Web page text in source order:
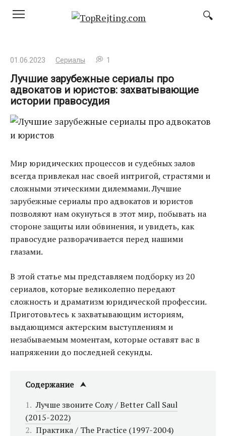
01.06.2023 Сериалы 1
Лучшие зарубежные сериалы про
адвокатов и юристов: захватывающие
истории правосудия
Мир юридических процессов и судебных залов
всегда привлекал нас своей интригой, страстями и
сложными этическими дилеммами. Лучшие
зарубежные сериалы про адвокатов и юристов
позволяют нам окунуться в этот мир, побывать на
стороне защиты или обвинения, и увидеть, как
правосудие разворачивается перед нашими
глазами.
В этой статье мы представляем подборку из 20
сериалов, которые великолепно передают
сложность и драматизм юридической профессии.
Приготовьтесь к захватывающим историям,
выдающимся актерским выступлениям и
незабываемым моментам, которые оставят вас в
напряжении до последней секунды.
Содержание
Лучше звоните Солу / Better Call Saul
(2015-2022)
Практика / The Practice (1997-2004)